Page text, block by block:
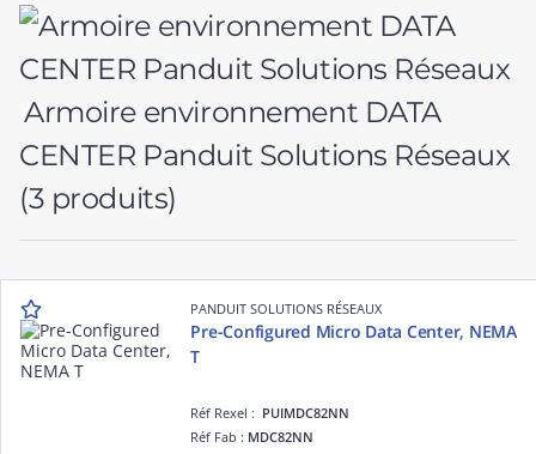
Armoire environnement DATA
CENTER Panduit Solutions Réseaux
(3 produits)
PANDUIT SOLUTIONS RÉSEAUX
Pre-Configured Micro Data Center, NEMA
T
Réf Rexel : PUIMDC82NN
Réf Fab : MDC82NN